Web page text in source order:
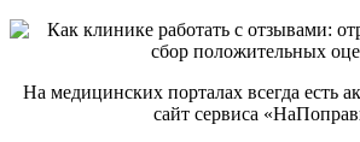
На медицинских порталах всегда есть
сайт сервиса